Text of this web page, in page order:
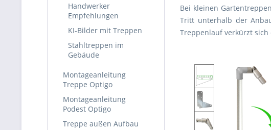
Handwerker
Empfehlungen
KI-Bilder mit Treppen
Stahltreppen im
Gebäude
Montageanleitung
Treppe Optigo
Montageanleitung
Podest Optigo
Treppe außen Aufbau
Bei kleinen
Tritt unterhalb der
Treppenlauf verkürzt